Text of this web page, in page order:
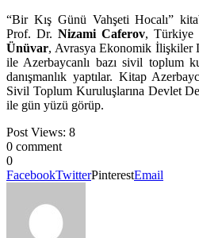
“Bir Kış Günü Vahşeti Hocalı”
Prof. Dr. Nizami Caferov, Türkiye
Ünüvar, Avrasya Ekonomik İlişkiler
ile Azerbaycanlı bazı sivil toplum
danışmanlık yaptılar. Kitap
Sivil Toplum Kuruluşlarına Devlet
ile gün yüzü görüp.
Post Views: 8
0 comment
0
FacebookTwitterPinterestEmail